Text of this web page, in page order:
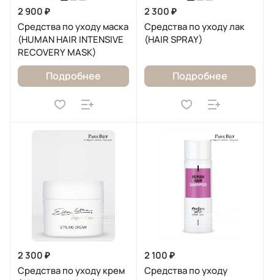
2 900 ₽
Средства по уходу маска
(HUMAN HAIR INTENSIVE
RECOVERY MASK)
Подробнее
2 300 ₽
Средства по уходу лак
(HAIR SPRAY)
Подробнее
2 300 ₽
Средства по уходу крем
2 100 ₽
Средства по уходу